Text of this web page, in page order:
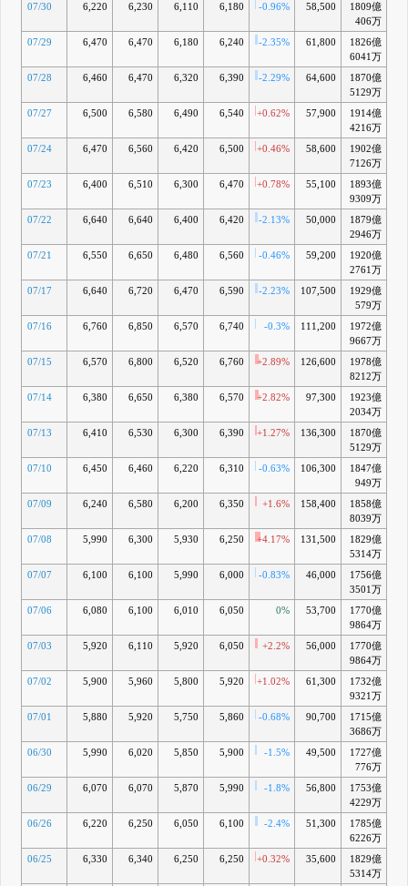
07/30 6,220 6,230 6,110 6,180 -0.96% 58,500
1809億
406万
07/29 6,470 6,470 6,180 6,240 -2.35% 61,800
1826億
6041万
07/28 6,460 6,470 6,320 6,390 -2.29% 64,600
1870億
5129万
07/27 6,500 6,580 6,490 6,540 +0.62% 57,900
1914億
4216万
07/24 6,470 6,560 6,420 6,500 +0.46% 58,600
1902億
7126万
07/23 6,400 6,510 6,300 6,470 +0.78% 55,100
1893億
9309万
07/22 6,640 6,640 6,400 6,420 -2.13% 50,000
1879億
2946万
07/21 6,550 6,650 6,480 6,560 -0.46% 59,200
1920億
2761万
07/17 6,640 6,720 6,470 6,590 -2.23% 107,500
1929億
579万
07/16 6,760 6,850 6,570 6,740 -0.3% 111,200
1972億
9667万
07/15 6,570 6,800 6,520 6,760 +2.89% 126,600
1978億
8212万
07/14 6,380 6,650 6,380 6,570 +2.82% 97,300
1923億
2034万
07/13 6,410 6,530 6,300 6,390 +1.27% 136,300
1870億
5129万
07/10 6,450 6,460 6,220 6,310 -0.63% 106,300
1847億
949万
07/09 6,240 6,580 6,200 6,350 +1.6% 158,400
1858億
8039万
07/08 5,990 6,300 5,930 6,250 +4.17% 131,500
1829億
5314万
07/07 6,100 6,100 5,990 6,000 -0.83% 46,000
1756億
3501万
07/06 6,080 6,100 6,010 6,050 0% 53,700
1770億
9864万
07/03 5,920 6,110 5,920 6,050 +2.2% 56,000
1770億
9864万
07/02 5,900 5,960 5,800 5,920 +1.02% 61,300
1732億
9321万
07/01 5,880 5,920 5,750 5,860 -0.68% 90,700
1715億
3686万
06/30 5,990 6,020 5,850 5,900 -1.5% 49,500
1727億
776万
06/29 6,070 6,070 5,870 5,990 -1.8% 56,800
1753億
4229万
06/26 6,220 6,250 6,050 6,100 -2.4% 51,300
1785億
6226万
06/25 6,330 6,340 6,250 6,250 +0.32% 35,600
1829億
5314万